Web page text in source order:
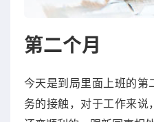
第二个月
今天是到局里面上班的第
务的接触，对于工作来说